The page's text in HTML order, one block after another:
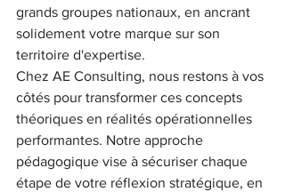
grands groupes nationaux, en ancrant
solidement votre marque sur son
territoire d'expertise.
Chez AE Consulting, nous restons à vos
côtés pour transformer ces concepts
théoriques en réalités opérationnelles
performantes. Notre approche
pédagogique vise à sécuriser chaque
étape de votre réflexion stratégique, en